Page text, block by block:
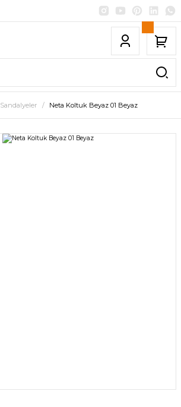
Sandalyeler Neta Koltuk Beyaz 01 Beyaz